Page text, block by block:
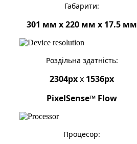
Габарити:
301 мм x 220 мм x 17.5 мм
Роздільна здатність:
2304pxx 1536px
PixelSense™ Flow
Процесор: